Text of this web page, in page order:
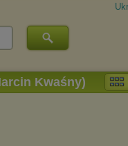
Kwaśny)